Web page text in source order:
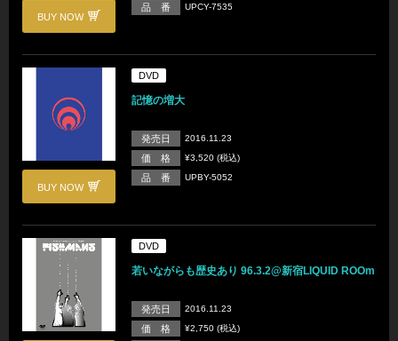
BUY NOW
品 番 UPCY-7535
BUY NOW
DVD
記憶の増大
発売日 2016.11.23
価 格 ¥3,520 (税込)
品 番 UPBY-5052
DVD
若いながらも歴史あり 96.3.2@新宿LIQUID ROOm
発売日 2016.11.23
価 格 ¥2,750 (税込)